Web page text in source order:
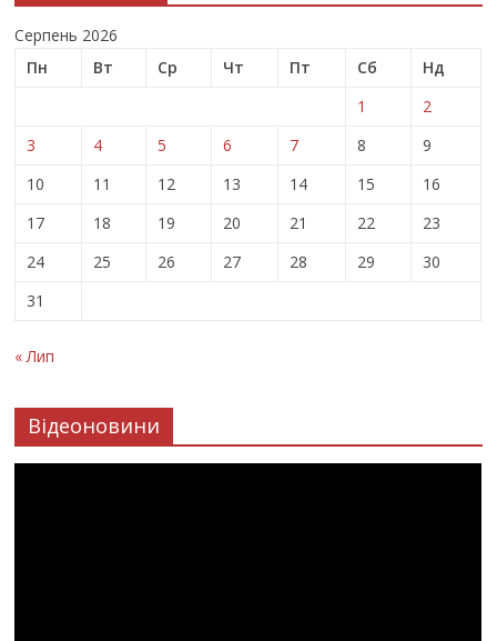
Серпень 2026
Пн
Вт Ср Чт Пт Сб
Нд
1
2
3
4 5 6 7 8
9
10
11 12 13 14 15
16
17
18 19 20 21 22
23
24
25 26 27 28 29
30
31
« Лип
Відеоновини